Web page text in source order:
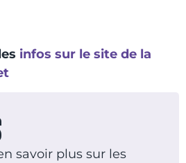
infos sur le site de la
savoir plus sur les